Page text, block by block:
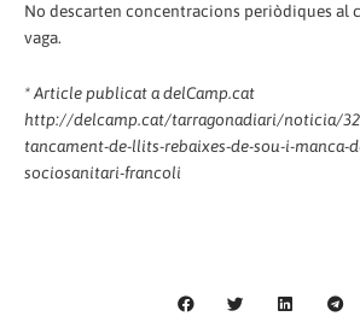
No descarten concentracions periòdiques al
vaga.
* Article publicat a delCamp.cat
http://delcamp.cat/tarragonadiari/noticia/
tancament-de-llits-rebaixes-de-sou-i-manca-
sociosanitari-francoli